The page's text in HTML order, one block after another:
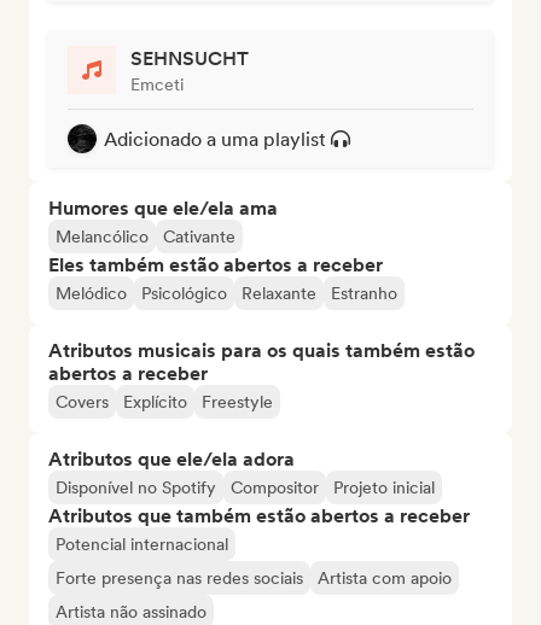
SEHNSUCHT
Emceti
Adicionado a uma playlist
Humores que ele/ela ama
Melancólico Cativante
Eles também estão abertos a receber
Melódico Psicológico Relaxante Estranho
Atributos musicais para os quais também estão
abertos a receber
Covers Explícito Freestyle
Atributos que ele/ela adora
Disponível no Spotify Compositor Projeto inicial
Atributos que também estão abertos a receber
Potencial internacional
Forte presença nas redes sociais
Artista com apoio
Artista não assinado